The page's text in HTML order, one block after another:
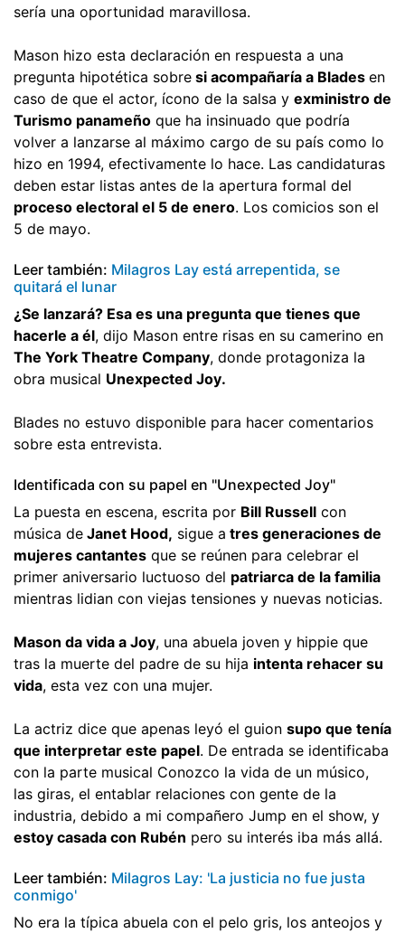
sería una oportunidad maravillosa.
Mason hizo esta declaración en respuesta a una
pregunta hipotética sobre si acompañaría a Blades en
caso de que el actor, ícono de la salsa y exministro de
Turismo panameño que ha insinuado que podría
volver a lanzarse al máximo cargo de su país como lo
hizo en 1994, efectivamente lo hace. Las candidaturas
deben estar listas antes de la apertura formal del
proceso electoral el 5 de enero. Los comicios son el
5 de mayo.
Leer también: Milagros Lay está arrepentida, se
quitará el lunar
¿Se lanzará? Esa es una pregunta que tienes que
hacerle a él, dijo Mason entre risas en su camerino en
The York Theatre Company, donde protagoniza la
obra musical Unexpected Joy.
Blades no estuvo disponible para hacer comentarios
sobre esta entrevista.
Identificada con su papel en "Unexpected Joy"
La puesta en escena, escrita por Bill Russell con
música de Janet Hood, sigue a tres generaciones de
mujeres cantantes que se reúnen para celebrar el
primer aniversario luctuoso del patriarca de la familia
mientras lidian con viejas tensiones y nuevas noticias.
Mason da vida a Joy, una abuela joven y hippie que
tras la muerte del padre de su hija intenta rehacer su
vida, esta vez con una mujer.
La actriz dice que apenas leyó el guion supo que tenía
que interpretar este papel. De entrada se identificaba
con la parte musical Conozco la vida de un músico,
las giras, el entablar relaciones con gente de la
industria, debido a mi compañero Jump en el show, y
estoy casada con Rubén  pero su interés iba más allá.
Leer también: Milagros Lay: 'La justicia no fue justa
conmigo'
No era la típica abuela con el pelo gris, los anteojos y